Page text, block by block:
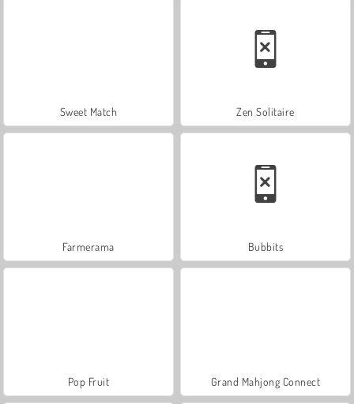
Sweet Match Zen Solitaire
Farmerama Bubbits
Pop Fruit Grand Mahjong Connect